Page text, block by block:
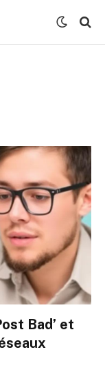
Bad’ et